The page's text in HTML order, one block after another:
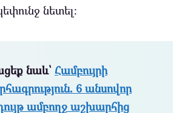
նետել։
նաև՝ Համբույրի
6 անսովոր
ամբողջ աշխարհից